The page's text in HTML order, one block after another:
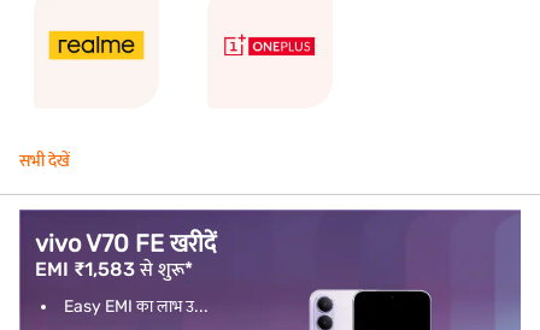
सभी देखें
vivo V70 FE खरीदें
EMI ₹1,583 से शुरू*
Easy EMI का लाभ उ...